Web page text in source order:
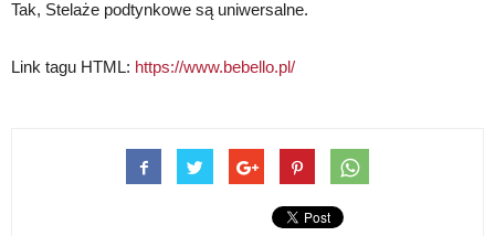
Tak, Stelaże podtynkowe są uniwersalne.
Link tagu HTML: https://www.bebello.pl/